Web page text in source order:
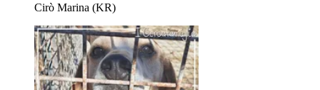
Cirò Marina (KR)